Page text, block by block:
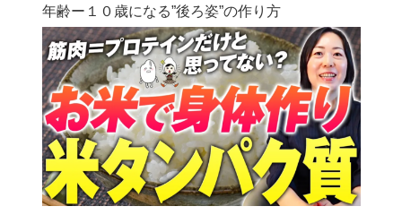
年齢ー１０歳になる”後ろ姿”の作り方